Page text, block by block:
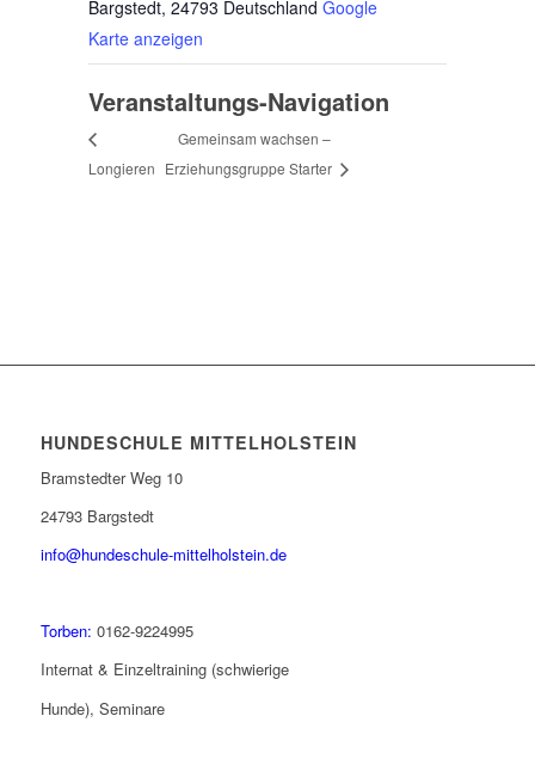
Bargstedt, 24793 Deutschland Google
Karte anzeigen
Veranstaltungs-Navigation
Longieren
Gemeinsam wachsen –
Erziehungsgruppe Starter
HUNDESCHULE MITTELHOLSTEIN
Bramstedter Weg 10
24793 Bargstedt
info@hundeschule-mittelholstein.de
Torben: 0162-9224995
Internat & Einzeltraining (schwierige
Hunde), Seminare